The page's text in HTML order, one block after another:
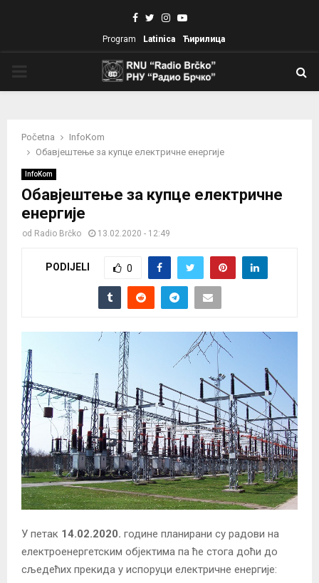
Facebook
TwitterInstagram
Youtube
Program Latinica Ћирилица
Početna
InfoKom
Обавјештење за купце електричне енергије
InfoKom
Обавјештење за купце електричне
енергије
od Radio Brčko 13.02.2020 - 12:49
PODIJELI 0
У петак 14.02.2020. године планирани су радови на
електроенергетским објектима па ће стога доћи до
сљедећих прекида у испоруци електричне енергије: